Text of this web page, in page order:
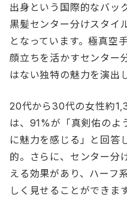
出身という国際的なバッ
黒髪センター分けスタイ
となっています。極真空
顔立ちを活かすセンター
はない独特の魅力を演出
20代から30代の女性約
は、91%が「真剣佑のよ
に魅力を感じる」と回答
的。さらに、センター分
える効果があり、ハーフ
しく見せることができま